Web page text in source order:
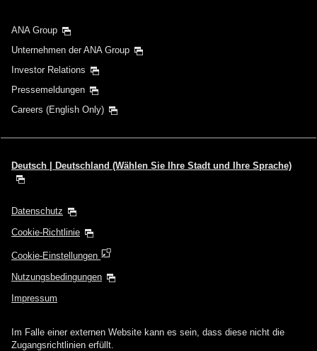
ANA Group
Unternehmen der ANA Group
Investor Relations
Pressemeldungen
Careers (English Only)
Deutsch | Deutschland (Wählen Sie Ihre Stadt und Ihre Sprache)
Datenschutz
Cookie-Richtlinie
Cookie-Einstellungen
Nutzungsbedingungen
Impressum
Im Falle einer externen Website kann es sein, dass diese nicht die
Zugangsrichtlinien erfüllt.